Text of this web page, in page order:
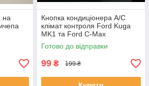
на
Кнопка кондиціонера A/C
клімат контроля Ford Kuga
MK1 та Ford C-Max
Готово до відправки
99 ₴ 199 ₴